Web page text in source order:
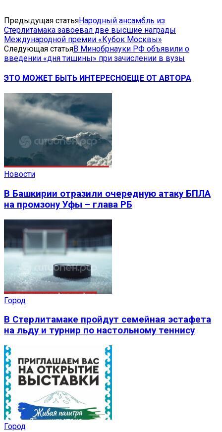
Предыдущая статьяНародный ансамбль из
Стерлитамака завоевал две высшие награды
Международной премии «Кубок Москвы»
Следующая статьяВ Минобрнауки РФ объявили о
введении «дня тишины» при зачислении в вузы
ЭТО МОЖЕТ БЫТЬ ИНТЕРЕСНОЕЩЕ ОТ АВТОРА
Новости
В Башкирии отразили очередную атаку БПЛА
на промзону Уфы – глава РБ
Город
В Стерлитамаке пройдут семейная эстафета
на льду и турнир по настольному теннису
Город